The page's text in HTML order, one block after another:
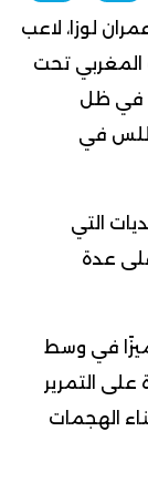
لوزا، لاعب
المغربي تحت
في ظل
في
التي
عدة
في وسط
على التمرير
الهجمات